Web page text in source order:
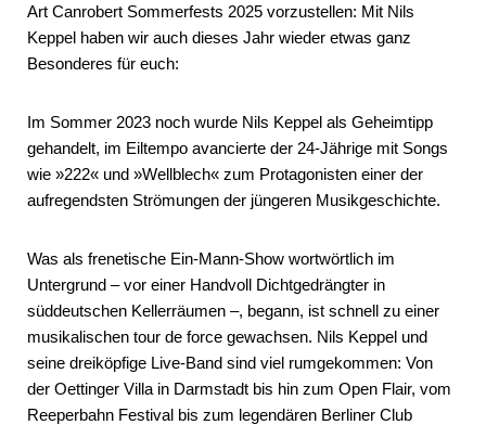
Art Canrobert Sommerfests 2025 vorzustellen: Mit Nils
Keppel haben wir auch dieses Jahr wieder etwas ganz
Besonderes für euch:
Im Sommer 2023 noch wurde Nils Keppel als Geheimtipp
gehandelt, im Eiltempo avancierte der 24-Jährige mit Songs
wie »222« und »Wellblech« zum Protagonisten einer der
aufregendsten Strömungen der jüngeren Musikgeschichte.
Was als frenetische Ein-Mann-Show wortwörtlich im
Untergrund – vor einer Handvoll Dichtgedrängter in
süddeutschen Kellerräumen –, begann, ist schnell zu einer
musikalischen tour de force gewachsen. Nils Keppel und
seine dreiköpfige Live-Band sind viel rumgekommen: Von
der Oettinger Villa in Darmstadt bis hin zum Open Flair, vom
Reeperbahn Festival bis zum legendären Berliner Club